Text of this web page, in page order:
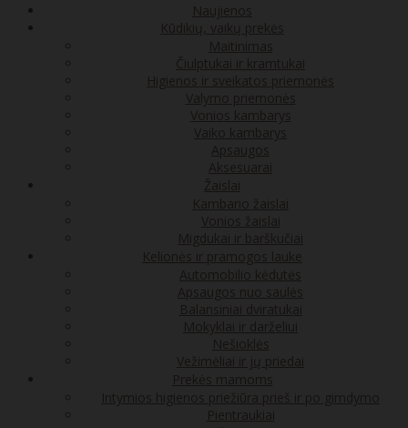
Naujienos
Kūdikių, vaikų prekės
Maitinimas
Čiulptukai ir kramtukai
Higienos ir sveikatos priemonės
Valymo priemonės
Vonios kambarys
Vaiko kambarys
Apsaugos
Aksesuarai
Žaislai
Kambario žaislai
Vonios žaislai
Migdukai ir barškučiai
Kelionės ir pramogos lauke
Automobilio kėdutės
Apsaugos nuo saulės
Balansiniai dviratukai
Mokyklai ir darželiui
Nešioklės
Vežimėliai ir jų priedai
Prekės mamoms
Intymios higienos priežiūra prieš ir po gimdymo
Pientraukiai